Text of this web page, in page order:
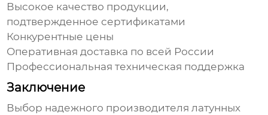
Высокое качество продукции,
подтвержденное сертификатами
Конкурентные цены
Оперативная доставка по всей России
Профессиональная техническая поддержка
Заключение
Выбор надежного производителя латунных